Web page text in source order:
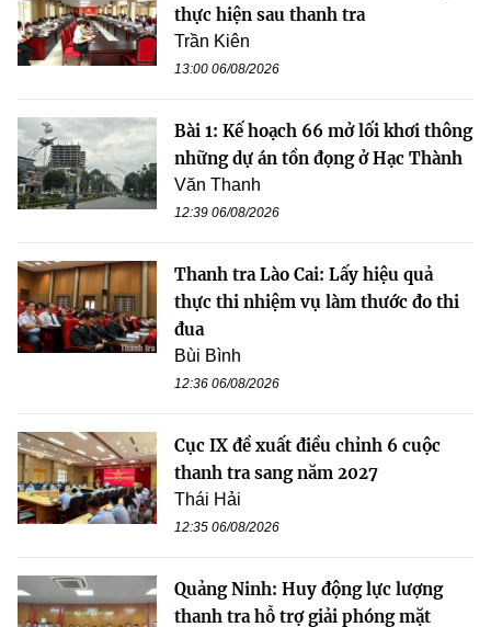
thực hiện sau thanh tra
Trần Kiên
13:00 06/08/2026
Bài 1: Kế hoạch 66 mở lối khơi thông
những dự án tồn đọng ở Hạc Thành
Văn Thanh
12:39 06/08/2026
Thanh tra Lào Cai: Lấy hiệu quả
thực thi nhiệm vụ làm thước đo thi
đua
Bùi Bình
12:36 06/08/2026
Cục IX đề xuất điều chỉnh 6 cuộc
thanh tra sang năm 2027
Thái Hải
12:35 06/08/2026
Quảng Ninh: Huy động lực lượng
thanh tra hỗ trợ giải phóng mặt